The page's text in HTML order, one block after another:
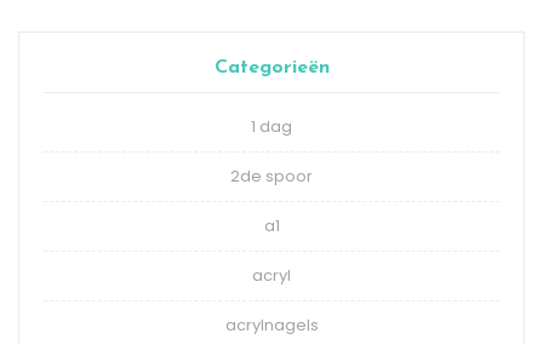
Categorieën
1 dag
2de spoor
a1
acryl
acrylnagels